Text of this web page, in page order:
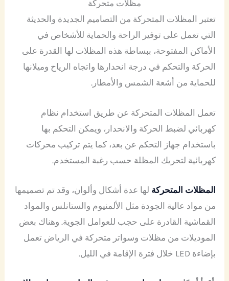
مظلات متحركة
تعتبر المظلات المتحركة من التصاميم الجديدة والحديثة
التي تعمل على توفير الراحة والحماية للأشخاص في
الأماكن المفتوحة، ببساطة هذه المظلات لها القدرة على
الحركة والتحكم في درجة انحدارها واتجاه الرياح وميلانها
للحماية من أشعة الشمس والأمطار.
تعمل المظلات المتحركة عن طريق استخدام نظام
كهربائي لضبط الحركة والانحدار، ويمكن التحكم بها
باستخدام جهاز التحكم عن بعد، كما يتم تركيب محركات
كهربائية لتحريك المظلة حسب رغبة المستخدم.
المظلات المتحركة لها عدة أشكال وألوان، وقد تم تصميمها
من مواد عالية الجودة مثل الألمنيوم والستانلس والمواد
القماشية القادرة على حجب للعوامل الجوية. وهناك بعض
الموديلات من مظلات وسواتر متحركة في الرياض تعمل
بإضاءة LED خلال فترة الإقامة في الليل.